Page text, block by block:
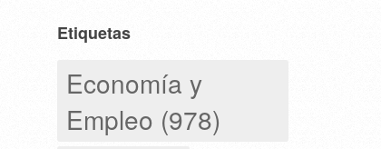
Etiquetas
Economía y
Empleo (978)